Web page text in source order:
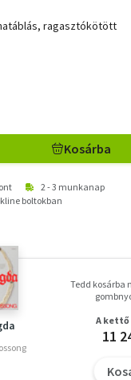
ragasztókötött
Kosárba
2 - 3 munkanap
boltokban
Tedd kosárba
A
11